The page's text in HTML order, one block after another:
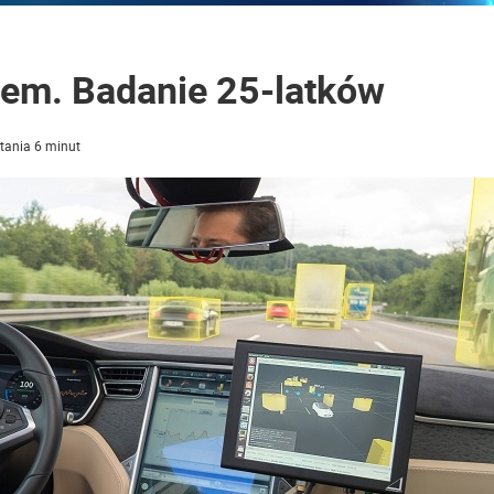
Badanie 25-latków
6 minut